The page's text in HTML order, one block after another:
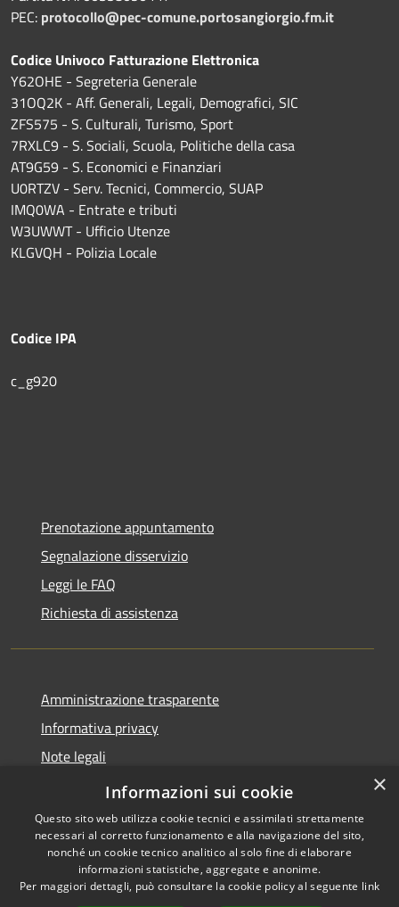
PEC: protocollo@pec-comune.portosangiorgio.fm.it
Codice Univoco Fatturazione Elettronica
Y62OHE - Segreteria Generale
31OQ2K - Aff. Generali, Legali, Demografici, SIC
ZFS575 - S. Culturali, Turismo, Sport
7RXLC9 - S. Sociali, Scuola, Politiche della casa
AT9G59 - S. Economici e Finanziari
U0RTZV - Serv. Tecnici, Commercio, SUAP
IMQ0WA - Entrate e tributi
W3UWWT - Ufficio Utenze
KLGVQH - Polizia Locale
Codice IPA
c_g920
Prenotazione appuntamento
Segnalazione disservizio
Leggi le FAQ
Richiesta di assistenza
Amministrazione trasparente
Informativa privacy
Note legali
Dichiarazione di accessibilità
Accessibilità
Copyright © 2026 • Comune di
Porto San Giorgio • Powered by
×
Informazioni sui cookie
Questo sito web utilizza cookie tecnici e assimilati strettamente
necessari al corretto funzionamento e alla navigazione del sito,
nonché un cookie tecnico analitico al solo fine di elaborare
informazioni statistiche, aggregate e anonime.
Per maggiori dettagli, può consultare la cookie policy al seguente link